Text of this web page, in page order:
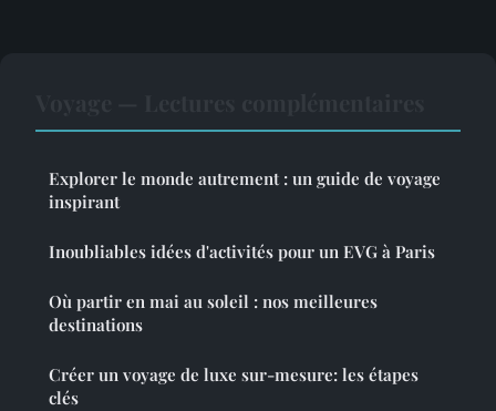
Explorer le monde autrement : un guide de voyage
inspirant
Inoubliables idées d'activités pour un EVG à Paris
Où partir en mai au soleil : nos meilleures
destinations
Créer un voyage de luxe sur-mesure: les étapes
clés